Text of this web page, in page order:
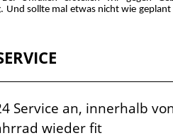
Und sollte mal etwas nicht wie
Service an, innerhalb
wieder fit